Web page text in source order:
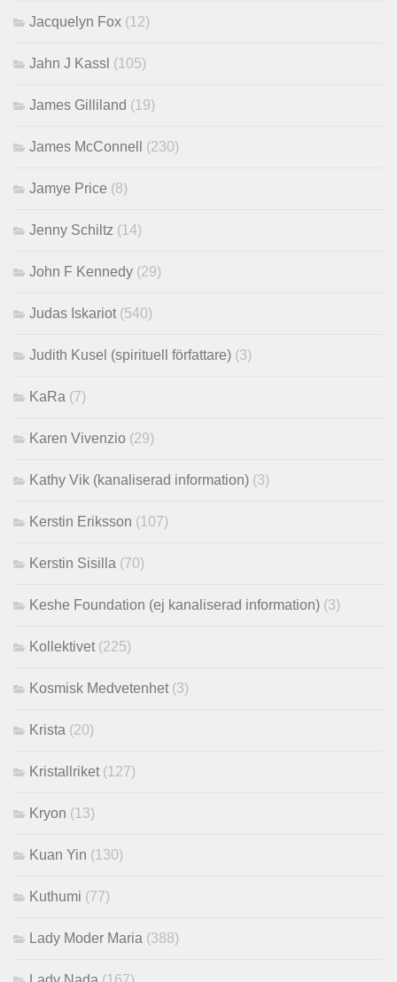
Jacquelyn Fox (12)
Jahn J Kassl (105)
James Gilliland (19)
James McConnell (230)
Jamye Price (8)
Jenny Schiltz (14)
John F Kennedy (29)
Judas Iskariot (540)
Judith Kusel (spirituell författare) (3)
KaRa (7)
Karen Vivenzio (29)
Kathy Vik (kanaliserad information) (3)
Kerstin Eriksson (107)
Kerstin Sisilla (70)
Keshe Foundation (ej kanaliserad information) (3)
Kollektivet (225)
Kosmisk Medvetenhet (3)
Krista (20)
Kristallriket (127)
Kryon (13)
Kuan Yin (130)
Kuthumi (77)
Lady Moder Maria (388)